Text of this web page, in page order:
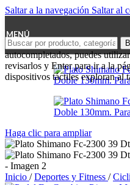
Saltar a la navegación Saltar al
MENÚ
autocompletados, puedes
revisarlos y Enter para ir a la
dispositivos táctiles exploran al
Haga clic para ampliar
Inicio / Deportes y Fitness /